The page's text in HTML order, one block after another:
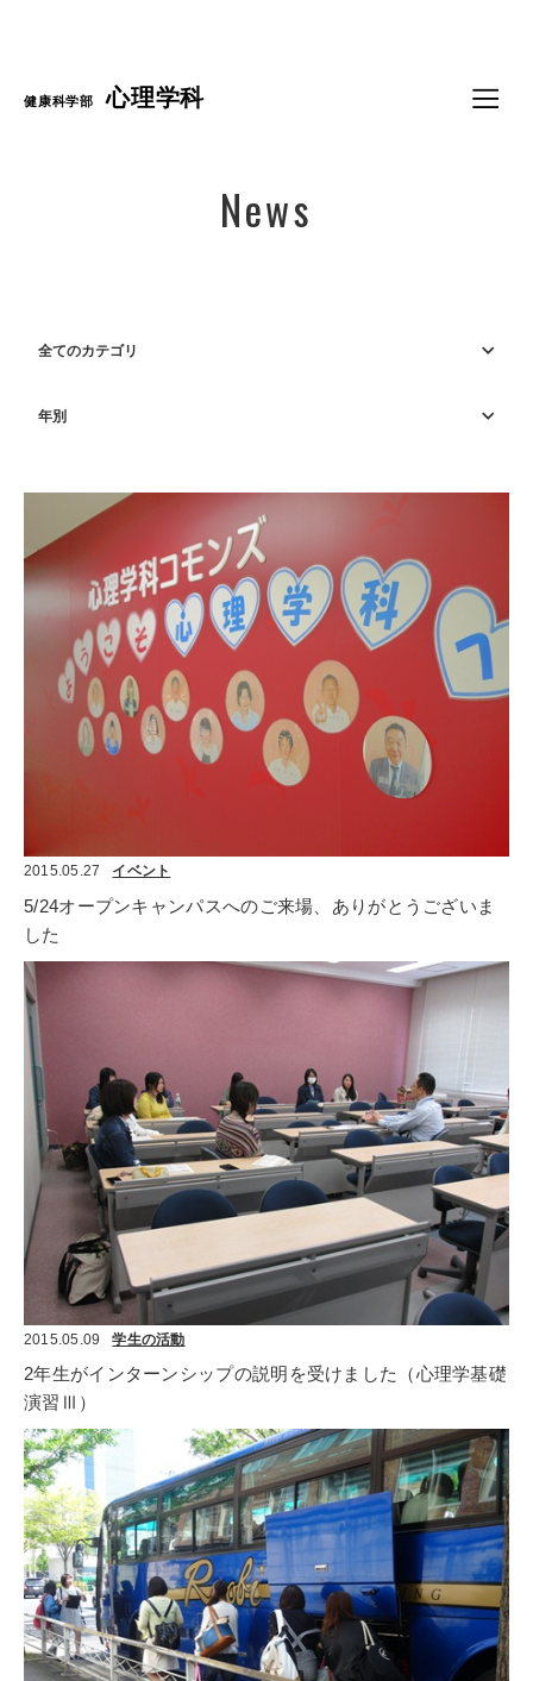
健康科学部 心理学科
News
全てのカテゴリ
年別
2015.05.27 イベント
5/24オープンキャンパスへのご来場、ありがとうございま
した
2015.05.09 学生の活動
2年生がインターンシップの説明を受けました（心理学基礎
演習Ⅲ）